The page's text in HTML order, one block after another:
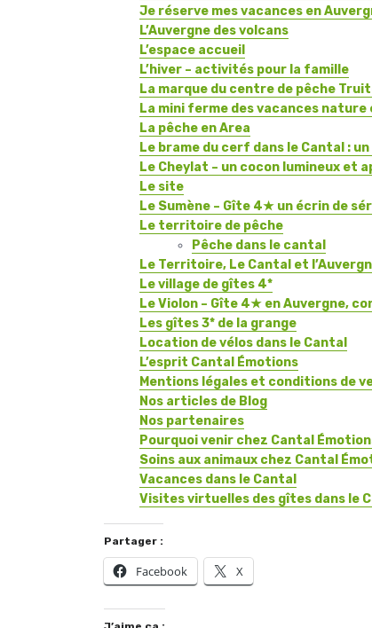
Je réserve mes vacances en
L’Auvergne des volcans
L’espace accueil
L’hiver – activités pour la famille
La marque du centre de pêche
La mini ferme des vacances
La pêche en Area
Le brame du cerf dans le Cantal :
Le Cheylat – un cocon lumineux et
Le site
Le Sumène – Gîte 4★ un écrin de
Le territoire de pêche
Pêche dans le cantal
Le Territoire, Le Cantal et
Le village de gîtes 4*
Le Violon – Gîte 4★ en Auvergne,
Les gîtes 3* de la grange
Location de vélos dans le Cantal
L’esprit Cantal Émotions
Mentions légales et conditions de
Nos articles de Blog
Nos partenaires
Pourquoi venir chez Cantal
Soins aux animaux chez Cantal
Vacances dans le Cantal
Visites virtuelles des gîtes dans le
Partager :
Facebook X